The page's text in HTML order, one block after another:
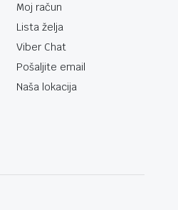
Moj račun
Lista želja
Viber Chat
Pošaljite email
Naša lokacija